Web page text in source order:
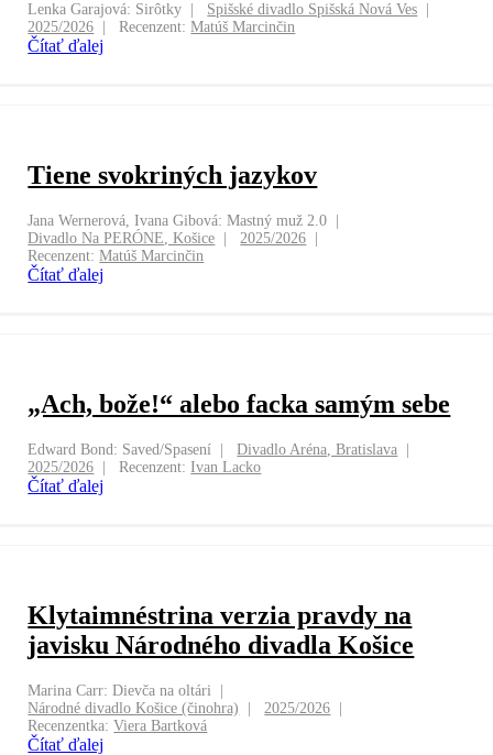
Lenka Garajová: Sirôtky
Spišské divadlo Spišská Nová Ves
2025/2026
Recenzent:Matúš Marcinčin
Čítať ďalej
Tiene svokriných jazykov
Jana Wernerová, Ivana Gibová: Mastný muž 2.0
Divadlo Na PERÓNE, Košice
2025/2026
Recenzent:Matúš Marcinčin
Čítať ďalej
„Ach, bože!“ alebo facka samým sebe
Edward Bond: Saved/Spasení
Divadlo Aréna, Bratislava
2025/2026
Recenzent:Ivan Lacko
Čítať ďalej
Klytaimnéstrina verzia pravdy na
javisku Národného divadla Košice
Marina Carr: Dievča na oltári
Národné divadlo Košice (činohra)
2025/2026
Recenzentka:Viera Bartková
Čítať ďalej